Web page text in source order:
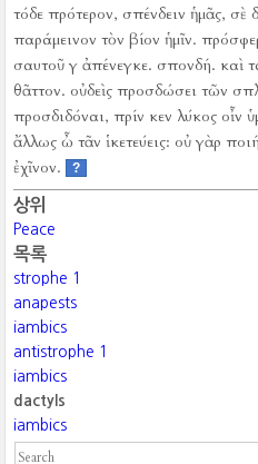
τόδε πρότερον, σπένδειν ἡμᾶς, σὲ
παράμεινον τὸν βίον ἡμῖν.
σαυτοῦ γ ἀπένεγκε. σπονδή. καὶ
θᾶττον. οὐδεὶς προσδώσει τῶν
προσδιδόναι, πρίν κεν λύκος οἶν
ἄλλως ὦ τᾶν ἱκετεύεις: οὐ γὰρ
ἐχῖνον.
?
상위
Peace
목록
strophe 1
anapests
iambics
antistrophe 1
iambics
dactyls
iambics